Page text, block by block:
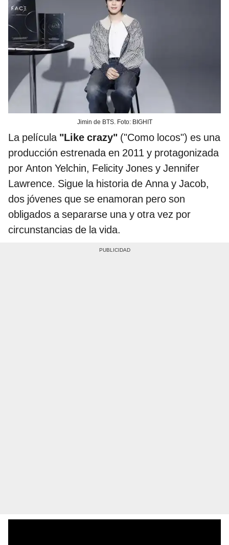
Jimin de BTS. Foto: BIGHIT
La película "Like crazy" ("Como locos") es una
producción estrenada en 2011 y protagonizada
por Anton Yelchin, Felicity Jones y Jennifer
Lawrence. Sigue la historia de Anna y Jacob,
dos jóvenes que se enamoran pero son
obligados a separarse una y otra vez por
circunstancias de la vida.